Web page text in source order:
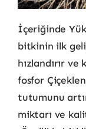
İçeriğinde
bitkinin ilk
hızlandırır
fosfor
tutumunu
miktarı ve